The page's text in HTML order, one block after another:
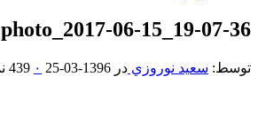
photo_2017-06-15_19-07-36
توسط: سعيد نوروزي در 1396-03-25 ۰ 439 نمایش